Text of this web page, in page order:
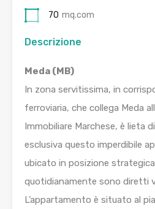
70 mq.com
Descrizione
Meda (MB)
In zona servitissima, in
ferroviaria, che collega Meda
Immobiliare Marchese, è lieta
esclusiva questo imperdibile
ubicato in posizione
quotidianamente sono diretti
L’appartamento è situato al